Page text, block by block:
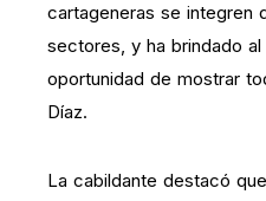
cartageneras se integren
sectores, y ha brindado
oportunidad de mostrar
Díaz.
La cabildante destacó